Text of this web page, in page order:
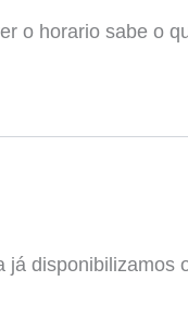
o horario sabe o
já disponibilizamos